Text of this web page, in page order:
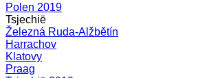
Polen 2019
Tsjechië
Železná Ruda-Alžbětín
Harrachov
Klatovy
Praag